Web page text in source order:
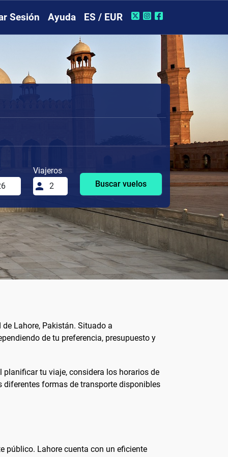
Sesión Ayuda ES / EUR
Viajeros
Buscar vuelos
Lahore, Pakistán. Situado a
de tu preferencia, presupuesto y
tu viaje, considera los horarios de
formas de transporte disponibles
público. Lahore cuenta con un eficiente